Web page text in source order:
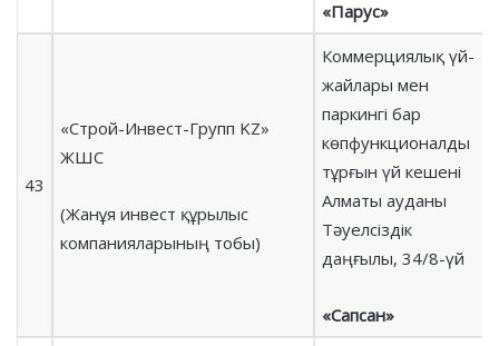
«Парус»
43
«Строй-Инвест-Групп KZ»
ЖШС
(Жанұя инвест құрылыс
компанияларының тобы)
Коммерциялық үй-
жайлары мен
паркингі бар
көпфункционалды
тұрғын үй кешені
Алматы ауданы
Тәуелсіздік
даңғылы, 34/8-үй
«Сапсан»